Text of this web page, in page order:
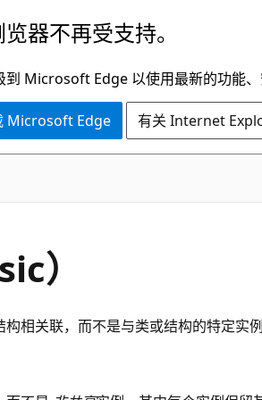
器不再受支持。
到 Microsoft Edge 以使用最新的功能、
Microsoft Edge 有关 Internet
）
相关联，而不是与类或结构的特定实例